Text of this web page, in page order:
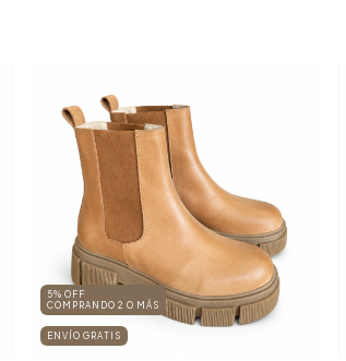
5% OFF
COMPRANDO 2 O MÁS
ENVÍO GRATIS